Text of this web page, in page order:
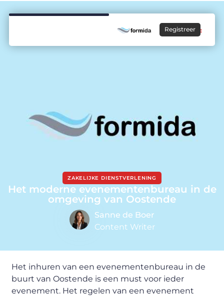
Registreer
ZAKELIJKE DIENSTVERLENING
Het moderne evenementenbureau in de
omgeving van Oostende
Sanne de Boer
Content Writer
Het inhuren van een evenementenbureau in de
buurt van Oostende is een must voor ieder
evenement. Het regelen van een evenement